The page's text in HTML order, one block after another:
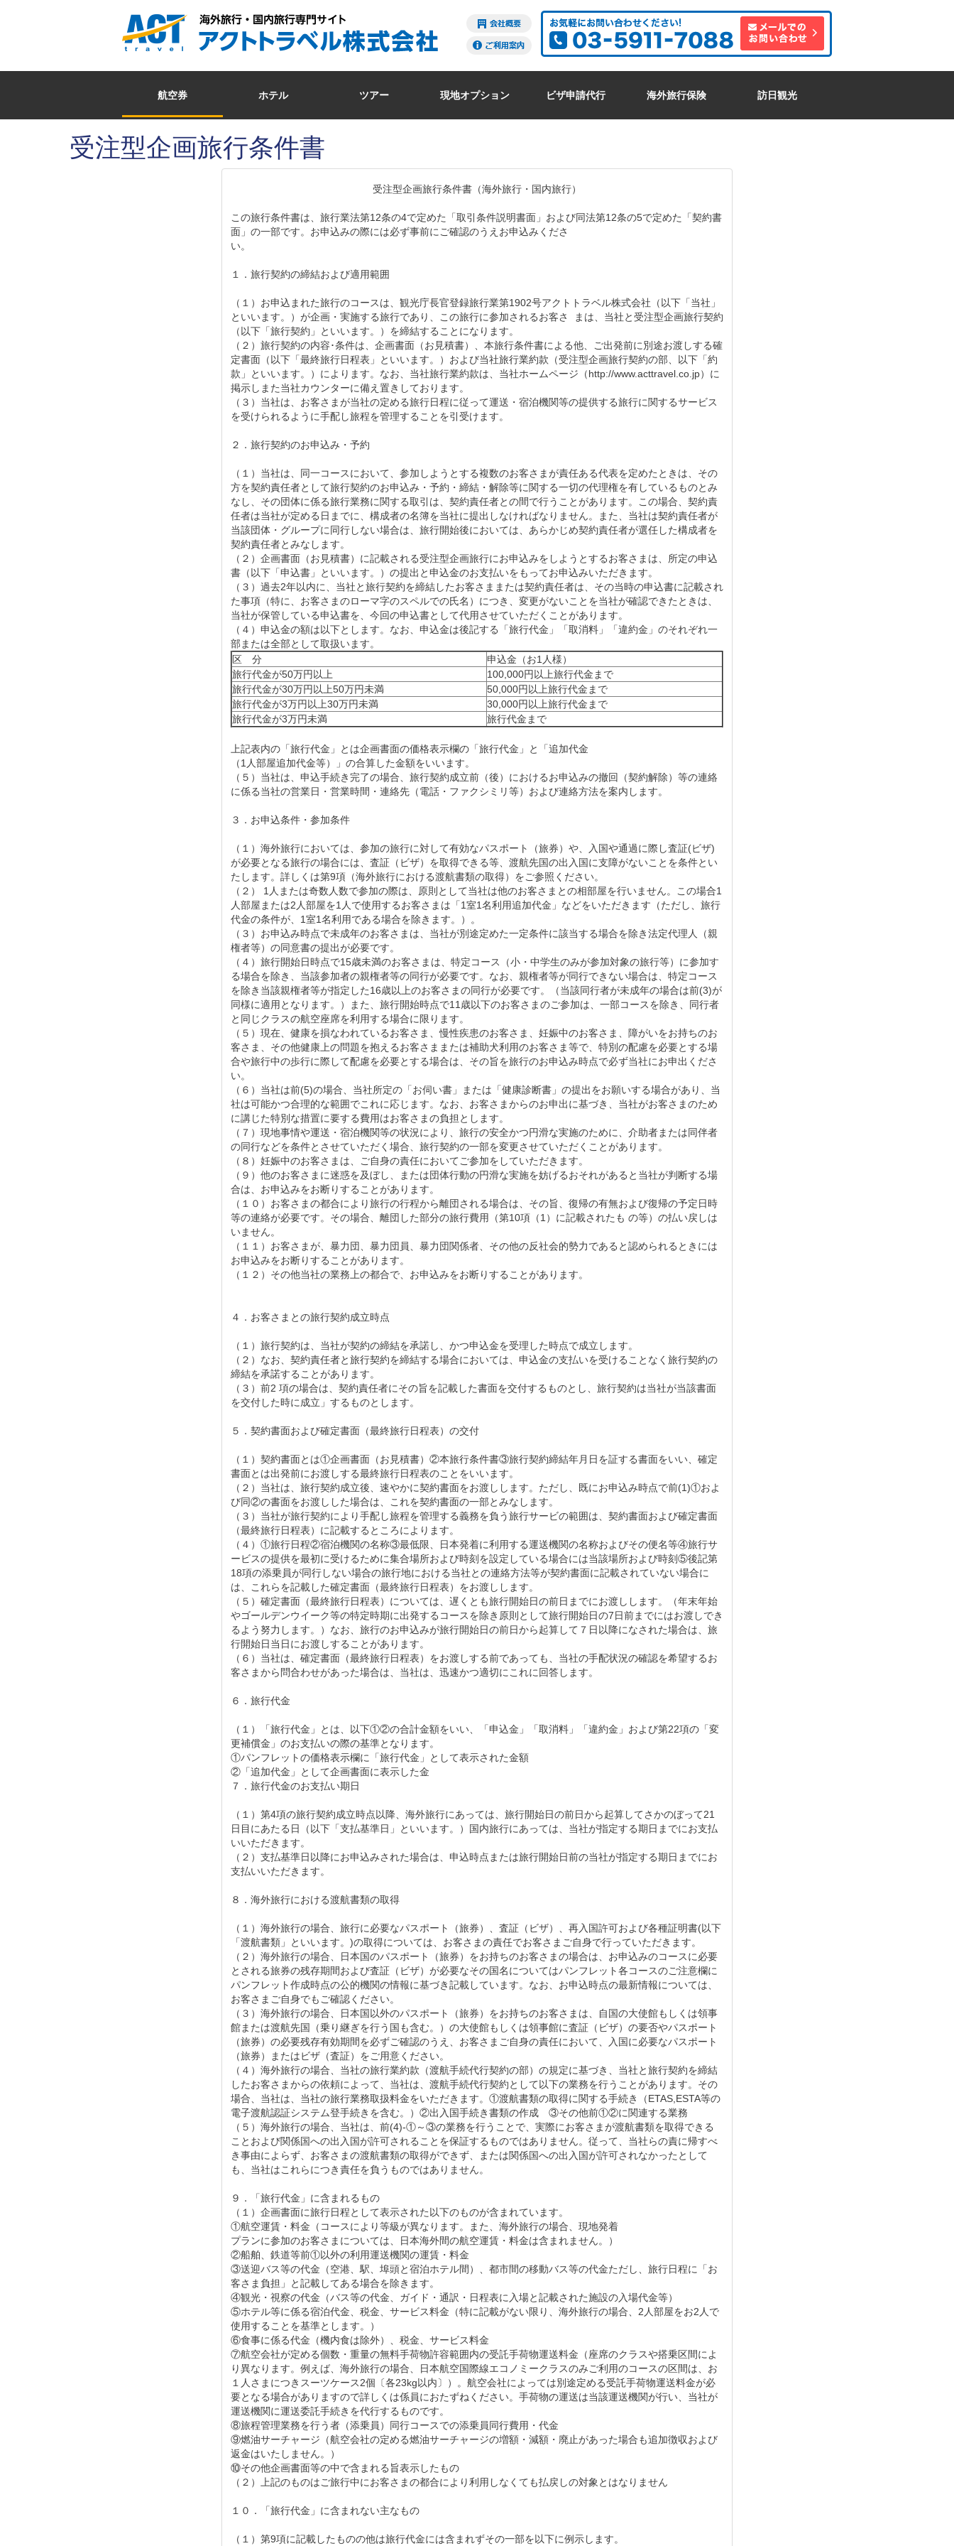
航空券 ホテル ツアー 現地オプション ビザ申請代行 海外旅行保険 訪日観光
受注型企画旅行条件書
受注型企画旅行条件書（海外旅行・国内旅行）
この旅行条件書は、旅行業法第12条の4で定めた「取引条件説明書面」および同法第12条の5で定めた「契約書
面」の一部です。お申込みの際には必ず事前にご確認のうえお申込みくださ
い。
１．旅行契約の締結および適用範囲
（１）お申込まれた旅行のコースは、観光庁長官登録旅行業第1902号アクトトラベル株式会社（以下「当社」
といいます。）が企画・実施する旅行であり、この旅行に参加されるお客さ まは、当社と受注型企画旅行契約
（以下「旅行契約」といいます。）を締結することになります。
（２）旅行契約の内容･条件は、企画書面（お見積書）、本旅行条件書による他、ご出発前に別途お渡しする確
定書面（以下「最終旅行日程表」といいます。）および当社旅行業約款（受注型企画旅行契約の部、以下「約
款」といいます。）によります。なお、当社旅行業約款は、当社ホームページ（http://www.acttravel.co.jp）に
掲示しまた当社カウンターに備え置きしております。
（３）当社は、お客さまが当社の定める旅行日程に従って運送・宿泊機関等の提供する旅行に関するサービス
を受けられるように手配し旅程を管理することを引受けます。
２．旅行契約のお申込み・予約
（１）当社は、同一コースにおいて、参加しようとする複数のお客さまが責任ある代表を定めたときは、その
方を契約責任者として旅行契約のお申込み・予約・締結・解除等に関する一切の代理権を有しているものとみ
なし、その団体に係る旅行業務に関する取引は、契約責任者との間で行うことがあります。この場合、契約責
任者は当社が定める日までに、構成者の名簿を当社に提出しなければなりません。また、当社は契約責任者が
当該団体・グループに同行しない場合は、旅行開始後においては、あらかじめ契約責任者が選任した構成者を
契約責任者とみなします。
（２）企画書面（お見積書）に記載される受注型企画旅行にお申込みをしようとするお客さまは、所定の申込
書（以下「申込書」といいます。）の提出と申込金のお支払いをもってお申込みいただきます。
（３）過去2年以内に、当社と旅行契約を締結したお客さままたは契約責任者は、その当時の申込書に記載され
た事項（特に、お客さまのローマ字のスペルでの氏名）につき、変更がないことを当社が確認できたときは、
当社が保管している申込書を、今回の申込書として代用させていただくことがあります。
（４）申込金の額は以下とします。なお、申込金は後記する「旅行代金」「取消料」「違約金」のそれぞれ一
部または全部として取扱います。
区 分
申込金（お1人様）
旅行代金が50万円以上
100,000円以上旅行代金まで
旅行代金が30万円以上50万円未満
50,000円以上旅行代金まで
旅行代金が3万円以上30万円未満
30,000円以上旅行代金まで
旅行代金が3万円未満
旅行代金まで
上記表内の「旅行代金」とは企画書面の価格表示欄の「旅行代金」と「追加代金
（1人部屋追加代金等）」の合算した金額をいいます。
（５）当社は、申込手続き完了の場合、旅行契約成立前（後）におけるお申込みの撤回（契約解除）等の連絡
に係る当社の営業日・営業時間・連絡先（電話・ファクシミリ等）および連絡方法を案内します。
３ ．お申込条件・参加条件
（１）海外旅行においては、参加の旅行に対して有効なパスポート（旅券）や、入国や通過に際し査証(ビザ)
が必要となる旅行の場合には、査証（ビザ）を取得できる等、渡航先国の出入国に支障がないことを条件とい
たします。詳しくは第9項（海外旅行における渡航書類の取得）をご参照ください。
（２） 1人または奇数人数で参加の際は、原則として当社は他のお客さまとの相部屋を行いません。この場合1
人部屋または2人部屋を1人で使用するお客さまは「1室1名利用追加代金」などをいただきます（ただし、旅行
代金の条件が、1室1名利用である場合を除きます。）。
（３）お申込み時点で未成年のお客さまは、当社が別途定めた一定条件に該当する場合を除き法定代理人（親
権者等）の同意書の提出が必要です。
（４）旅行開始日時点で15歳未満のお客さまは、特定コース（小・中学生のみが参加対象の旅行等）に参加す
る場合を除き、当該参加者の親権者等の同行が必要です。なお、親権者等が同行できない場合は、特定コース
を除き当該親権者等が指定した16歳以上のお客さまの同行が必要です。（当該同行者が未成年の場合は前(3)が
同様に適用となります。）また、旅行開始時点で11歳以下のお客さまのご参加は、一部コースを除き、同行者
と同じクラスの航空座席を利用する場合に限ります。
（５）現在、健康を損なわれているお客さま、慢性疾患のお客さま、妊娠中のお客さま、障がいをお持ちのお
客さま、その他健康上の問題を抱えるお客さままたは補助犬利用のお客さま等で、特別の配慮を必要とする場
合や旅行中の歩行に際して配慮を必要とする場合は、その旨を旅行のお申込み時点で必ず当社にお申出くださ
い。
（６）当社は前(5)の場合、当社所定の「お伺い書」または「健康診断書」の提出をお願いする場合があり、当
社は可能かつ合理的な範囲でこれに応じます。なお、お客さまからのお申出に基づき、当社がお客さまのため
に講じた特別な措置に要する費用はお客さまの負担とします。
（７）現地事情や運送・宿泊機関等の状況により、旅行の安全かつ円滑な実施のために、介助者または同伴者
の同行などを条件とさせていただく場合、旅行契約の一部を変更させていただくことがあります。
（８）妊娠中のお客さまは、ご自身の責任においてご参加をしていただきます。
（９）他のお客さまに迷惑を及ぼし、または団体行動の円滑な実施を妨げるおそれがあると当社が判断する場
合は、お申込みをお断りすることがあります。
（１０）お客さまの都合により旅行の行程から離団される場合は、その旨、復帰の有無および復帰の予定日時
等の連絡が必要です。その場合、離団した部分の旅行費用（第10項（1）に記載されたも の等）の払い戻しは
いません。
（１１）お客さまが、暴力団、暴力団員、暴力団関係者、その他の反社会的勢力であると認められるときには
お申込みをお断りすることがあります。
（１２）その他当社の業務上の都合で、お申込みをお断りすることがあります。
４．お客さまとの旅行契約成立時点
（１）旅行契約は、当社が契約の締結を承諾し、かつ申込金を受理した時点で成立します。
（２）なお、契約責任者と旅行契約を締結する場合においては、申込金の支払いを受けることなく旅行契約の
締結を承諾することがあります。
（３）前2 項の場合は、契約責任者にその旨を記載した書面を交付するものとし、旅行契約は当社が当該書面
を交付した時に成立」するものとします。
５．契約書面および確定書面（最終旅行日程表）の交付
（１）契約書面とは①企画書面（お見積書）②本旅行条件書③旅行契約締結年月日を証する書面をいい、確定
書面とは出発前にお渡しする最終旅行日程表のことをいいます。
（２）当社は、旅行契約成立後、速やかに契約書面をお渡しします。ただし、既にお申込み時点で前(1)①およ
び同②の書面をお渡しした場合は、これを契約書面の一部とみなします。
（３）当社が旅行契約により手配し旅程を管理する義務を負う旅行サービの範囲は、契約書面および確定書面
（最終旅行日程表）に記載するところによります。
（４）①旅行日程②宿泊機関の名称③最低限、日本発着に利用する運送機関の名称およびその便名等④旅行サ
ービスの提供を最初に受けるために集合場所および時刻を設定している場合には当該場所および時刻⑤後記第
18項の添乗員が同行しない場合の旅行地における当社との連絡方法等が契約書面に記載されていない場合に
は、これらを記載した確定書面（最終旅行日程表）をお渡しします。
（５）確定書面（最終旅行日程表）については、遅くとも旅行開始日の前日までにお渡しします。（年末年始
やゴールデンウイーク等の特定時期に出発するコースを除き原則として旅行開始日の7日前までにはお渡しでき
るよう努力します。）なお、旅行のお申込みが旅行開始日の前日から起算して７日以降になされた場合は、旅
行開始日当日にお渡しすることがあります。
（６）当社は、確定書面（最終旅行日程表）をお渡しする前であっても、当社の手配状況の確認を希望するお
客さまから問合わせがあった場合は、当社は、迅速かつ適切にこれに回答します。
６．旅行代金
（１）「旅行代金」とは、以下①②の合計金額をいい、「申込金」「取消料」「違約金」および第22項の「変
更補償金」のお支払いの際の基準となります。
①パンフレットの価格表示欄に「旅行代金」として表示された金額
②「追加代金」として企画書面に表示した金
７．旅行代金のお支払い期日
（１）第4項の旅行契約成立時点以降、海外旅行にあっては、旅行開始日の前日から起算してさかのぼって21
日目にあたる日（以下「支払基準日」といいます。）国内旅行にあっては、当社が指定する期日までにお支払
いいただきます。
（２）支払基準日以降にお申込みされた場合は、申込時点または旅行開始日前の当社が指定する期日までにお
支払いいただきます。
８．海外旅行における渡航書類の取得
（１）海外旅行の場合、旅行に必要なパスポート（旅券）、査証（ビザ）、再入国許可および各種証明書(以下
「渡航書類」といいます。)の取得については、お客さまの責任でお客さまご自身で行っていただきます。
（２）海外旅行の場合、日本国のパスポート（旅券）をお持ちのお客さまの場合は、お申込みのコースに必要
とされる旅券の残存期間および査証（ビザ）が必要なその国名についてはパンフレット各コースのご注意欄に
パンフレット作成時点の公的機関の情報に基づき記載しています。なお、お申込時点の最新情報については、
お客さまご自身でもご確認ください。
（３）海外旅行の場合、日本国以外のパスポート（旅券）をお持ちのお客さまは、自国の大使館もしくは領事
館または渡航先国（乗り継ぎを行う国も含む。）の大使館もしくは領事館に査証（ビザ）の要否やパスポート
（旅券）の必要残存有効期間を必ずご確認のうえ、お客さまご自身の責任において、入国に必要なパスポート
（旅券）またはビザ（査証）をご用意ください。
（４）海外旅行の場合、当社の旅行業約款（渡航手続代行契約の部）の規定に基づき、当社と旅行契約を締結
したお客さまからの依頼によって、当社は、渡航手続代行契約として以下の業務を行うことがあります。その
場合、当社は、当社の旅行業務取扱料金をいただきます。①渡航書類の取得に関する手続き（ETAS,ESTA等の
電子渡航認証システム登手続きを含む。）②出入国手続き書類の作成 ③その他前①②に関連する業務
（５）海外旅行の場合、当社は、前(4)-①～③の業務を行うことで、実際にお客さまが渡航書類を取得できる
ことおよび関係国への出入国が許可されることを保証するものではありません。従って、当社らの責に帰すべ
き事由によらず、お客さまの渡航書類の取得ができず、または関係国への出入国が許可されなかったとして
も、当社はこれらにつき責任を負うものではありません。
９．「旅行代金」に含まれるもの
（１）企画書面に旅行日程として表示された以下のものが含まれています。
①航空運賃・料金（コースにより等級が異なります。また、海外旅行の場合、現地発着
プランに参加のお客さまについては、日本海外間の航空運賃・料金は含まれません。）
②船舶、鉄道等前①以外の利用運送機関の運賃・料金
③送迎バス等の代金（空港、駅、埠頭と宿泊ホテル間）、都市間の移動バス等の代金ただし、旅行日程に「お
客さま負担」と記載してある場合を除きます。
④観光・視察の代金（バス等の代金、ガイド・通訳・日程表に入場と記載された施設の入場代金等）
⑤ホテル等に係る宿泊代金、税金、サービス料金（特に記載がない限り、海外旅行の場合、2人部屋をお2人で
使用することを基準とします。）
⑥食事に係る代金（機内食は除外）、税金、サービス料金
⑦航空会社が定める個数・重量の無料手荷物許容範囲内の受託手荷物運送料金（座席のクラスや搭乗区間によ
り異なります。例えば、海外旅行の場合、日本航空国際線エコノミークラスのみご利用のコースの区間は、お
１人さまにつきスーツケース2個〔各23kg以内〕）。航空会社によっては別途定める受託手荷物運送料金が必
要となる場合がありますので詳しくは係員におたずねください。手荷物の運送は当該運送機関が行い、当社が
運送機関に運送委託手続きを代行するものです。
⑧旅程管理業務を行う者（添乗員）同行コースでの添乗員同行費用・代金
⑨燃油サーチャージ（航空会社の定める燃油サーチャージの増額・減額・廃止があった場合も追加徴収および
返金はいたしません。）
⑩その他企画書面等の中で含まれる旨表示したもの
（２）上記のものはご旅行中にお客さまの都合により利用しなくても払戻しの対象とはなりません
１０．「旅行代金」に含まれない主なもの
（１）第9項に記載したものの他は旅行代金には含まれずその一部を以下に例示します。